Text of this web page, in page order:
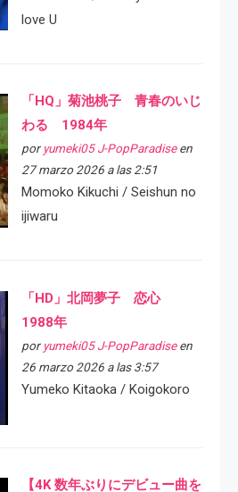
love U
「HQ」菊池桃子 青春のいじ
わる 1984年
por yumeki05 J-PopParadiseen
27 marzo 2026 a las 2:51
Momoko Kikuchi / Seishun no
ijiwaru
「HD」北岡夢子 恋心
1988年
por yumeki05 J-PopParadiseen
26 marzo 2026 a las 3:57
Yumeko Kitaoka / Koigokoro
【4K 数年ぶりにデビュー曲を